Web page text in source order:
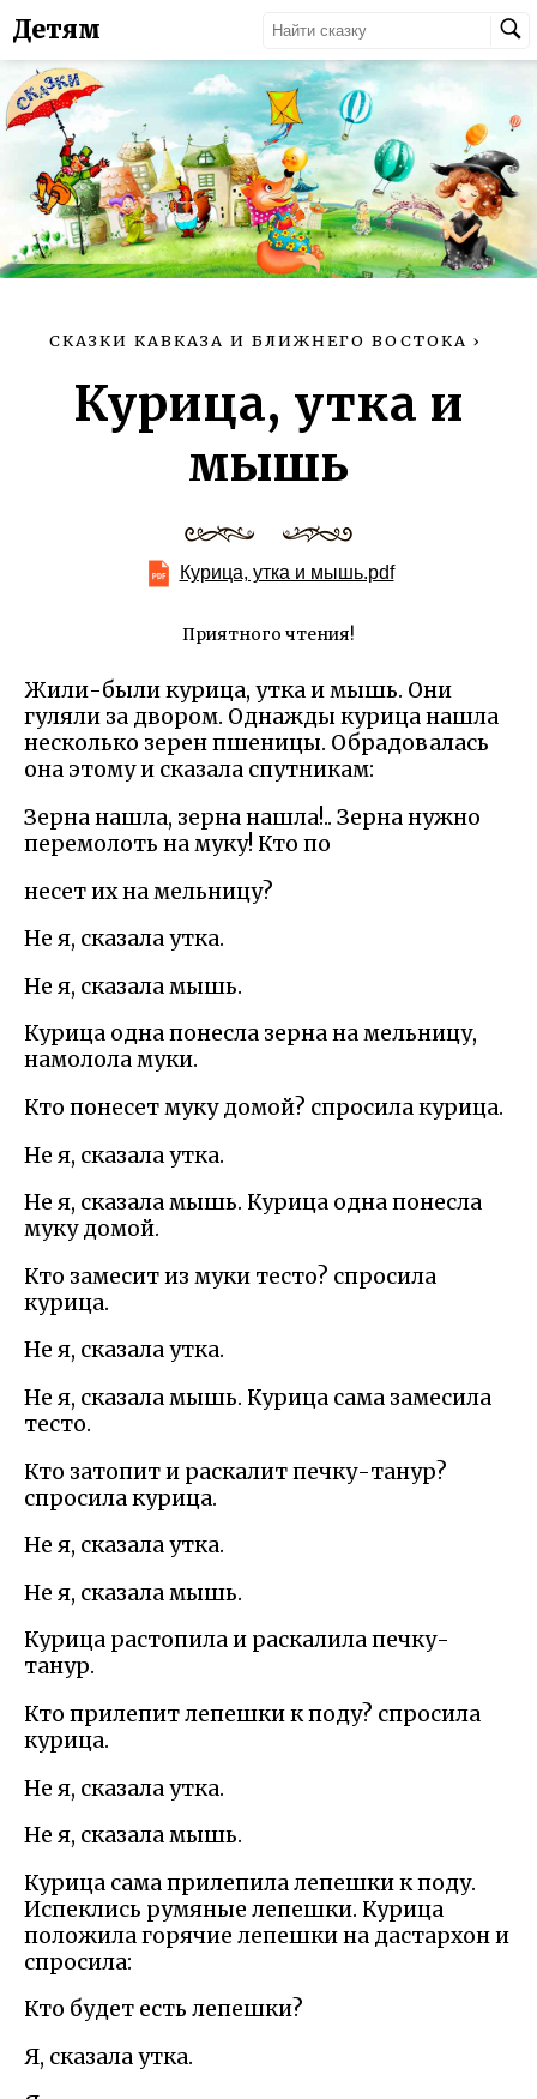
Детям
СКАЗКИ КАВКАЗА И БЛИЖНЕГО ВОСТОКА ›
Курица, утка и
мышь
Курица, утка и мышь.pdf
Приятного чтения!
Жили-были курица, утка и мышь. Они
гуляли за двором. Однажды курица нашла
несколько зерен пшеницы. Обрадовалась
она этому и сказала спутникам:
Зерна нашла, зерна нашла!.. Зерна нужно
перемолоть на муку! Кто по
несет их на мельницу?
Не я, сказала утка.
Не я, сказала мышь.
Курица одна понесла зерна на мельницу,
намолола муки.
Кто понесет муку домой? спросила курица.
Не я, сказала утка.
Не я, сказала мышь. Курица одна понесла
муку домой.
Кто замесит из муки тесто? спросила
курица.
Не я, сказала утка.
Не я, сказала мышь. Курица сама замесила
тесто.
Кто затопит и раскалит печку-танур?
спросила курица.
Не я, сказала утка.
Не я, сказала мышь.
Курица растопила и раскалила печку-
танур.
Кто прилепит лепешки к поду? спросила
курица.
Не я, сказала утка.
Не я, сказала мышь.
Курица сама прилепила лепешки к поду.
Испеклись румяные лепешки. Курица
положила горячие лепешки на дастархон и
спросила:
Кто будет есть лепешки?
Я, сказала утка.